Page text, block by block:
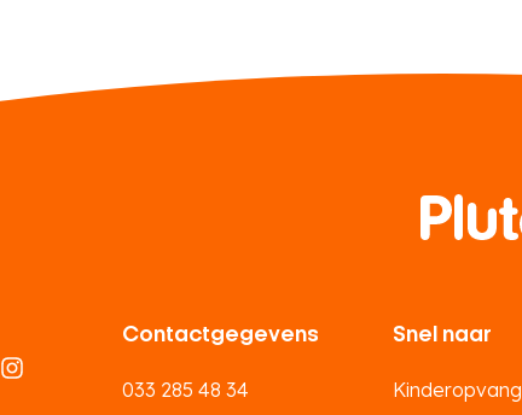
Contactgegevens
033 285 48 34
Snel naar
Kinderopvang